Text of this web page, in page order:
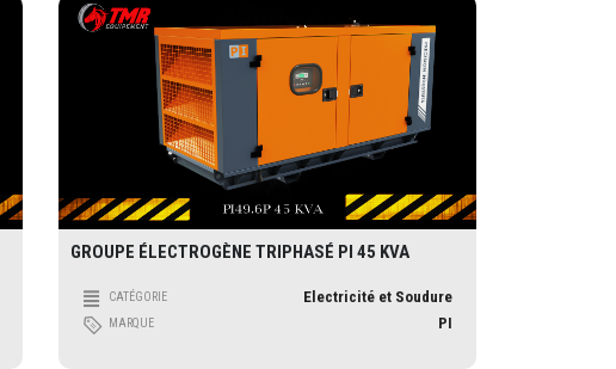
GROUPE ÉLECTROGÈNE TRIPHASÉ PI 45 KVA
CATÉGORIE Electricité et Soudure
MARQUE PI